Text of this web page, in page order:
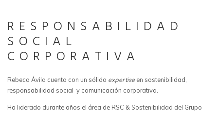
RESPONSABILIDAD
SOCIAL
CORPORATIVA
Rebeca Ávila cuenta con un sólido expertiseen sostenibilidad,
responsabilidad social y comunicación corporativa.
Ha liderado durante años el área de RSC & Sostenibilidad del Grupo